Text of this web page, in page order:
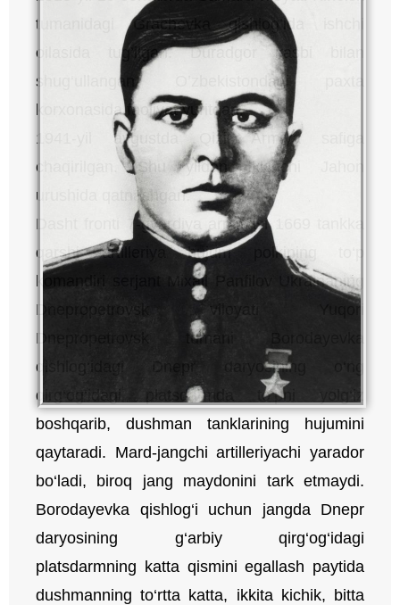
tumanidagi Grachevka qishlog’ida ishchi
oilasida tug’ilgan. Duradgor kasbi bilan
shug‘ullangan. O’zbekistondagi paxta
korxonasida faoliyat yuritgan.
1941-yil avgustda Qizil Armiya safiga
chaqirilgan. Shu yildan Ikkinchi Jahon
urushida qatnashgan.
Dasht fronti 7-gvardiya armiyasi 1669 tankka
qarshi artilleriya hujum polkining to‘p
komandiri serjant Mixail Panfilov Ukrainaning
Dnepropetrovsk viloyati Yuqori
Dnepropetrovsk tumani Borodayevka
qishlog‘idagi Dnepr daryosining o‘ng
qirg‘og‘idagi platsdarmda to‘pni yolg‘iz
boshqarib, dushman tanklarining hujumini
qaytaradi. Mard-jangchi artilleriyachi yarador
bo‘ladi, biroq jang maydonini tark etmaydi.
Borodayevka qishlog‘i uchun jangda Dnepr
daryosining g‘arbiy qirg‘og‘idagi
platsdarmning katta qismini egallash paytida
dushmanning to‘rtta katta, ikkita kichik, bitta